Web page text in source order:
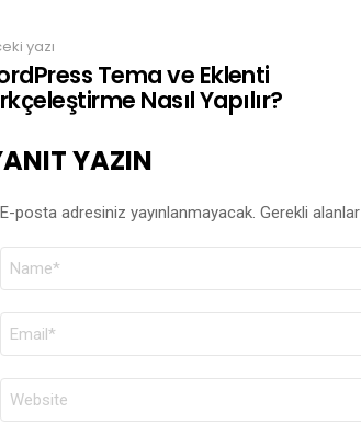
yazı
Tema ve Eklenti
Nasıl Yapılır?
YAZIN
E-posta adresiniz yayınlanmayacak. Gerekli alanlar
POSTA
SITESI